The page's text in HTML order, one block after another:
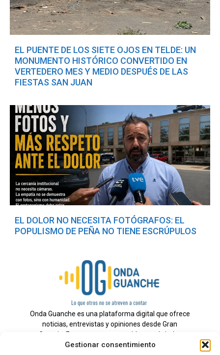
Gestionar consentimiento
EL PUENTE DE LOS SIETE OJOS EN TELDE: UN
MONUMENTO HISTÓRICO CONVERTIDO EN
VERTEDERO MES Y MEDIO DESPUÉS DE LAS
FIESTAS SAN JUAN
EL DOLOR NO NECESITA FOTÓGRAFOS: EL
POPULISMO DE PEÑA NO TIENE ESCRÚPULOS
Onda Guanche es una plataforma digital que ofrece
noticias, entrevistas y opiniones desde Gran
Canaria. Estamos comprometidos con brindar
información veraz y un periodismo independiente a